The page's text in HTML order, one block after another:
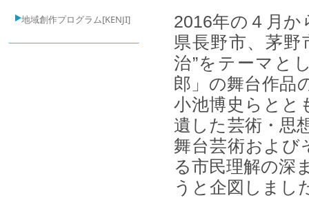
地域創作プログラム[KENJI]
2016年の４月か
県長野市、茅野
治”をテーマと
郎」の舞台作品
小池博史らとと
遺した芸術・思
舞台芸術および
る市民理解の深
うと企図しまし